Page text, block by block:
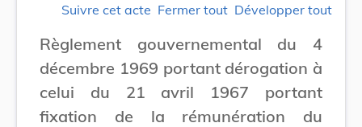
Suivre cet acte Fermer tout Développer tout
Règlement gouvernemental du 4
décembre 1969 portant dérogation à
celui du 21 avril 1967 portant
fixation de la rémunération du